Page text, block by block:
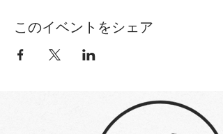
このイベントをシェア